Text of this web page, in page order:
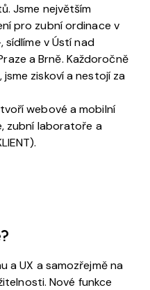
Jsme největším
pro zubní ordinace v
sídlíme v Ústí nad
a Brně. Každoročně
ziskoví a nestojí za
webové a mobilní
zubní laboratoře a
a UX a samozřejmě na
Nové funkce